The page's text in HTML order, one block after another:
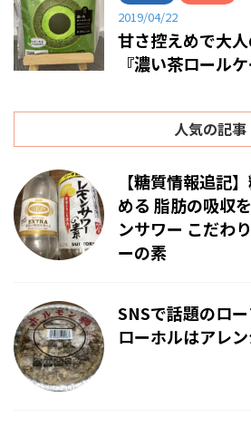
2019/04/22
甘さ控えめで大
『濃い茶ロールケ
人気の記事
【糖質情報追記
める 脂肪の吸収
ンサワー こだわ
ーの素
SNSで話題のロ
ローホルはアレ